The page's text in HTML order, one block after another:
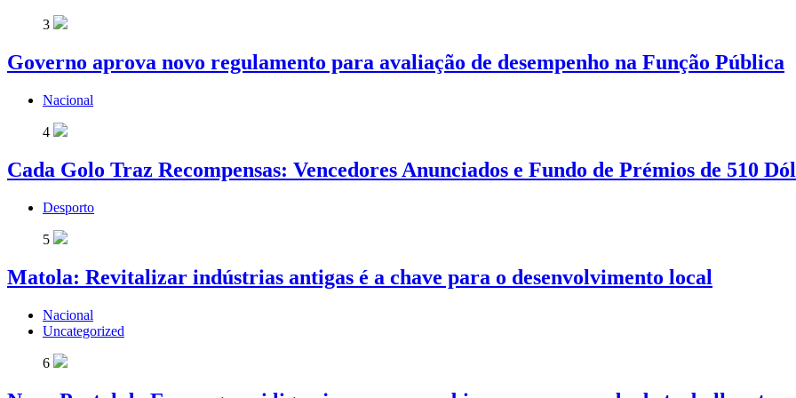
3
Governo aprova novo regulamento para avaliação de desempenho na Função Pública
Nacional
4
Cada Golo Traz Recompensas: Vencedores Anunciados e Fundo de Prémios de 510
Desporto
5
Matola: Revitalizar indústrias antigas é a chave para o desenvolvimento local
Nacional
Uncategorized
6